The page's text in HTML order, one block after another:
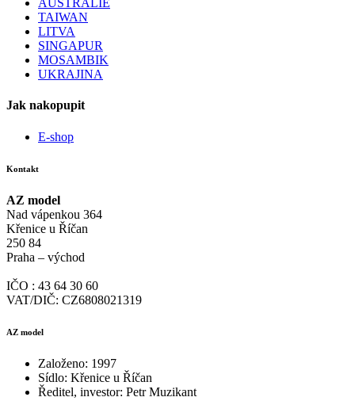
AUSTRÁLIE
TAIWAN
LITVA
SINGAPUR
MOSAMBIK
UKRAJINA
Jak nakopupit
E-shop
Kontakt
AZ model
Nad vápenkou 364
Křenice u Říčan
250 84
Praha – východ
IČO : 43 64 30 60
VAT/DIČ: CZ6808021319
AZ model
Založeno: 1997
Sídlo: Křenice u Říčan
Ředitel, investor: Petr Muzikant